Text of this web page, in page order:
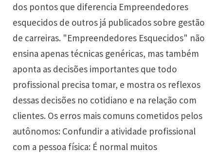
dos pontos que diferencia Empreendedores
esquecidos de outros já publicados sobre gestão
de carreiras. "Empreendedores Esquecidos" não
ensina apenas técnicas genéricas, mas também
aponta as decisões importantes que todo
profissional precisa tomar, e mostra os reflexos
dessas decisões no cotidiano e na relação com
clientes. Os erros mais comuns cometidos pelos
autônomos: Confundir a atividade profissional
com a pessoa física: É normal muitos